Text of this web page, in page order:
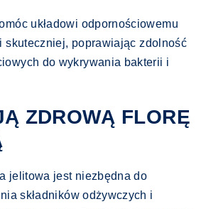
układowi odpornościowemu
skuteczniej, poprawiając zdolność
do wykrywania bakterii i
ZDROWĄ FLORĘ
jelitowa jest niezbędna do
składników odżywczych i